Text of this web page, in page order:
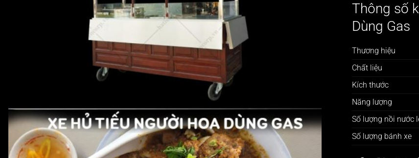
Thông số
Dùng Gas
Thương hiệu
Chất liệu
Kích thước
Năng lượng
Số lượng nồi nước
Số lượng bánh xe